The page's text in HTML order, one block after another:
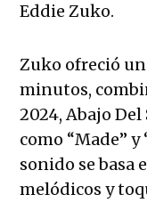
Eddie Zuko.
Zuko ofreció
minutos,
2024, Abajo
como “Made” y
sonido se basa
melódicos y